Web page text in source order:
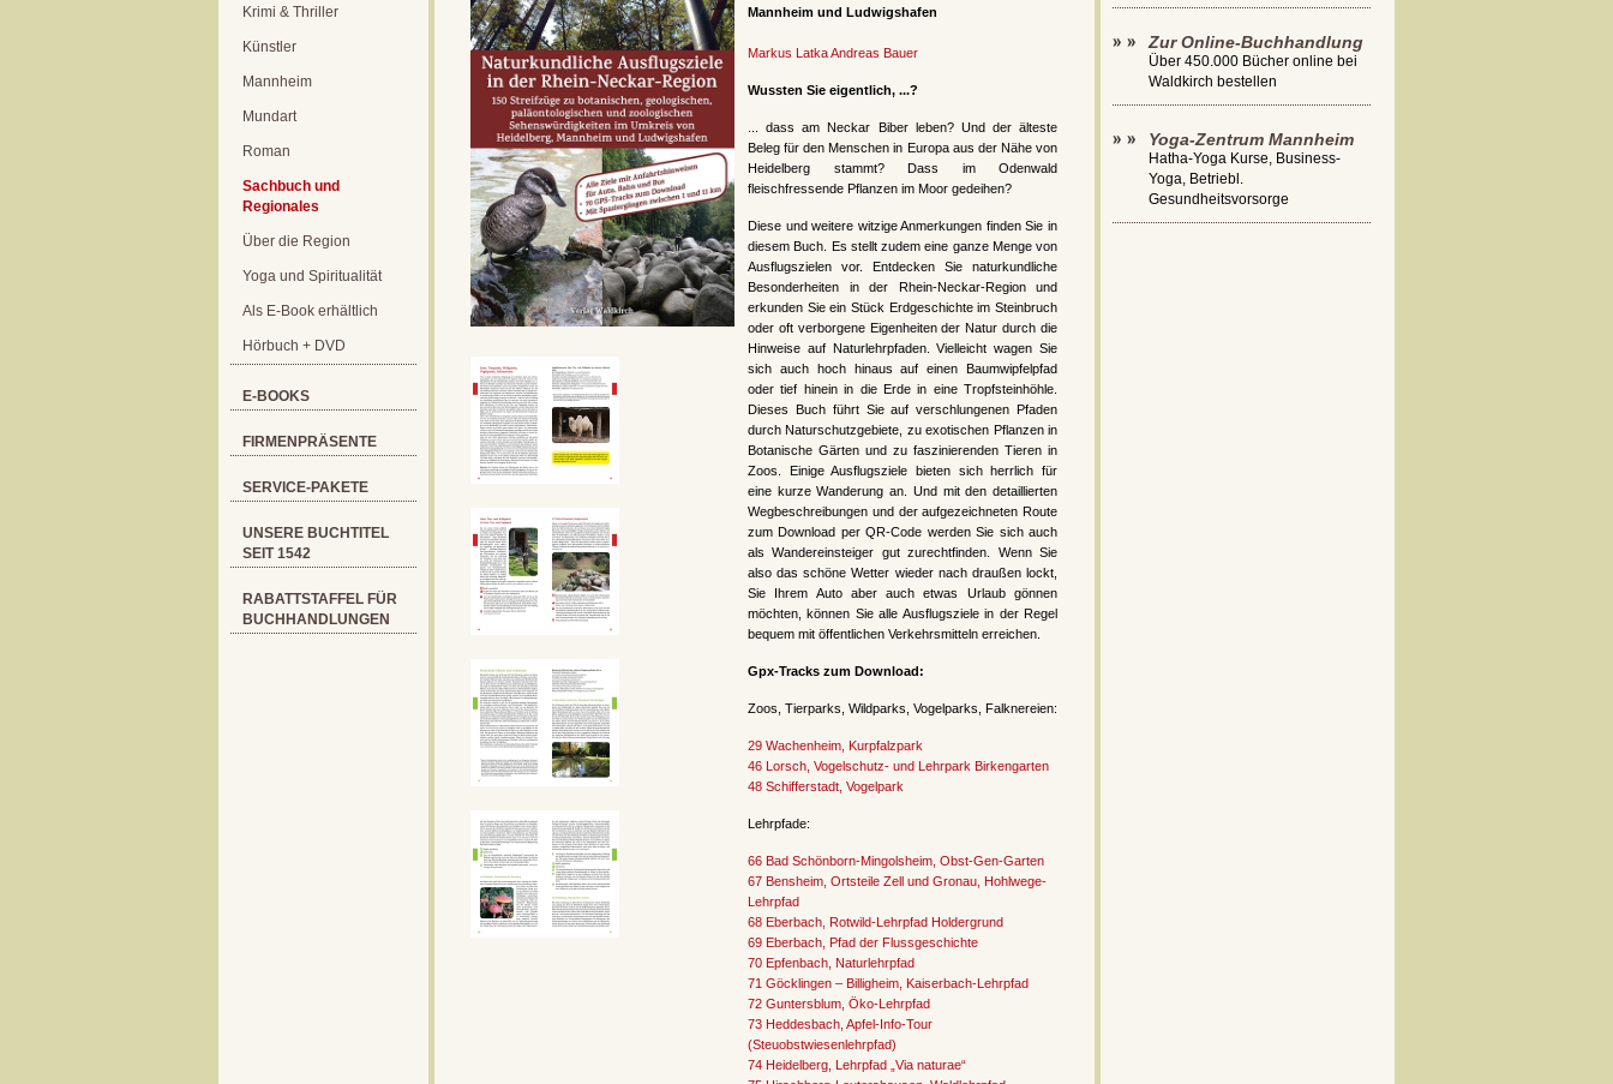
Krimi & Thriller
Künstler
Mannheim
Mundart
Roman
Sachbuch und
Regionales
Über die Region
Yoga und Spiritualität
Als E-Book erhältlich
Hörbuch + DVD
E-BOOKS
FIRMENPRÄSENTE
SERVICE-PAKETE
UNSERE BUCHTITEL
SEIT 1542
RABATTSTAFFEL FÜR
BUCHHANDLUNGEN
Mannheim und Ludwigshafen
Markus LatkaAndreas Bauer
Wussten Sie eigentlich, ...?
... dass am Neckar Biber leben? Und der älteste
Beleg für den Menschen in Europa aus der Nähe von
Heidelberg stammt? Dass im Odenwald
fleischfressende Pflanzen im Moor gedeihen?
Diese und weitere witzige Anmerkungen finden Sie in
diesem Buch. Es stellt zudem eine ganze Menge von
Ausflugs­zielen vor. Entdecken Sie naturkundliche
Besonderheiten in der Rhein-Neckar-Region und
erkunden Sie ein Stück Erdgeschichte im Steinbruch
oder oft verborgene Eigenheiten der Natur durch die
Hinweise auf Naturlehrpfaden. Vielleicht wagen Sie
sich auch hoch hinaus auf einen Baumwipfelpfad
oder tief hinein in die Erde in eine Tropfsteinhöhle.
Dieses Buch führt Sie auf verschlungenen Pfaden
durch Naturschutzgebiete, zu exotischen Pflanzen in
Botanische Gärten und zu faszinierenden Tieren in
Zoos. Einige Ausflugsziele bieten sich herrlich für
eine kurze Wanderung an. Und mit den detaillierten
Wegbeschreibungen und der aufgezeichneten Route
zum Download per QR-Code werden Sie sich auch
als Wandereinsteiger gut zurechtfinden. Wenn Sie
also das schöne Wetter wieder nach draußen lockt,
Sie Ihrem Auto aber auch etwas Urlaub gönnen
möchten, können Sie alle Ausflugsziele in der Regel
bequem mit öffentlichen Verkehrsmitteln erreichen.
Gpx-Tracks zum Download:
Zoos, Tierparks, Wildparks, Vogelparks, Falknereien:
29 Wachenheim, Kurpfalzpark
46 Lorsch, Vogelschutz- und Lehrpark Birkengarten
48 Schifferstadt, Vogelpark
Lehrpfade:
66 Bad Schönborn-Mingolsheim, Obst-Gen-Garten
67 Bensheim, Ortsteile Zell und Gronau, Hohlwege-
Lehrpfad
68 Eberbach, Rotwild-Lehrpfad Holdergrund
69 Eberbach, Pfad der Flussgeschichte
70 Epfenbach, Naturlehrpfad
71 Göcklingen – Billigheim, Kaiserbach-Lehrpfad
72 Guntersblum, Öko-Lehrpfad
73 Heddesbach, Apfel-Info-Tour
(Steuobstwiesenlehrpfad)
74 Heidelberg, Lehrpfad „Via naturae“
Zur Online-Buchhandlung
Über 450.000 Bücher online bei
Waldkirch bestellen
Yoga-Zentrum Mannheim
Hatha-Yoga Kurse, Business-
Yoga, Betriebl.
Gesundheitsvorsorge